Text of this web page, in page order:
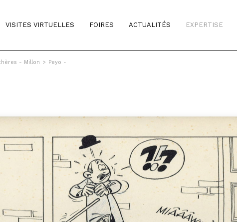
VISITES VIRTUELLES FOIRES ACTUALITÉS EXPERTISE
- Millon > Peyo -